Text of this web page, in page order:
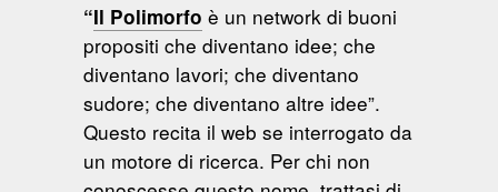
“Il Polimorfo è un network di buoni
propositi che diventano idee; che
diventano lavori; che diventano
sudore; che diventano altre idee”.
Questo recita il web se interrogato da
un motore di ricerca. Per chi non